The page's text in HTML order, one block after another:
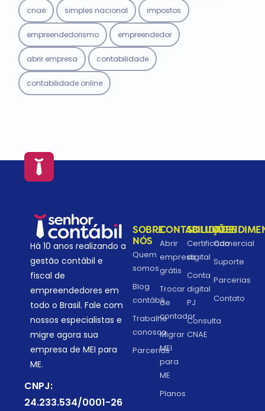
cnae simples nacional impostos
empreendedorismo empreendedor
abrir empresa contabilidade
contabilidade online
Há 10 anos realizando a
gestão contábil e
fiscal de
empreendedores em
todo o Brasil. Fale com
nossos especialistas e
migre agora sua
empresa de MEI para
ME.
CNPJ:
24.233.534/0001-26
SOBRE
NÓS
Quem
somos
Blog
contábil
Trabalhe
conosco
Parcerias
CONTABILIDADE
Abrir
empresa
grátis
Trocar
de
contador
Migrar
MEI
para
ME
Planos
SOLUÇÕES
Certificado
digital
Conta
digital
PJ
Consulta
CNAE
Comercial
Suporte
Parcerias
Contato